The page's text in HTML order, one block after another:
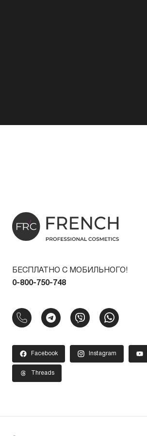
БЕСПЛАТНО С МОБИЛЬНОГО!
0-800-750-748
Facebook Instagram
Threads